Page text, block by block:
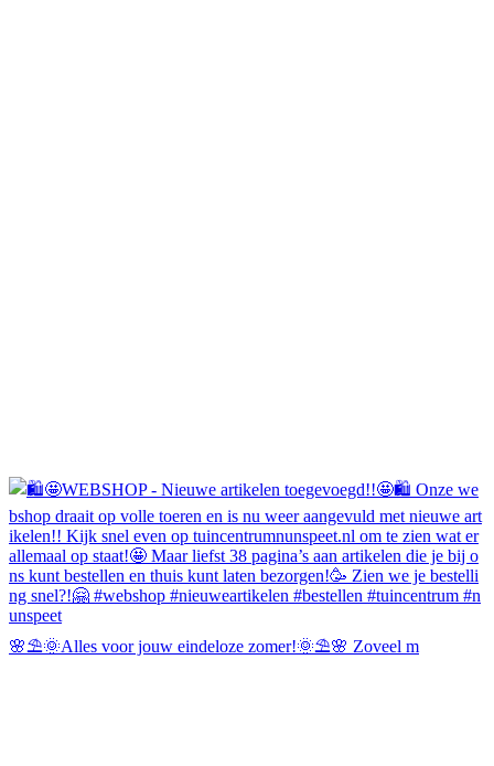
🌸⛱️🌞Alles voor jouw eindeloze zomer!🌞⛱️🌸 Zoveel m